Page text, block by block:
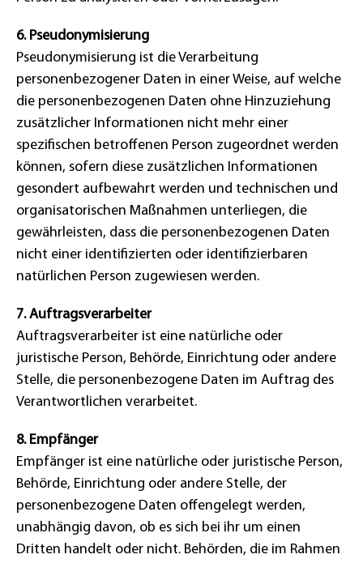
6. Pseudonymisierung
Pseudonymisierung ist die Verarbeitung
personenbezogener Daten in einer Weise, auf welche
die personenbezogenen Daten ohne Hinzuziehung
zusätzlicher Informationen nicht mehr einer
spezifischen betroffenen Person zugeordnet werden
können, sofern diese zusätzlichen Informationen
gesondert aufbewahrt werden und technischen und
organisatorischen Maßnahmen unterliegen, die
gewährleisten, dass die personenbezogenen Daten
nicht einer identifizierten oder identifizierbaren
natürlichen Person zugewiesen werden.
7. Auftragsverarbeiter
Auftragsverarbeiter ist eine natürliche oder
juristische Person, Behörde, Einrichtung oder andere
Stelle, die personenbezogene Daten im Auftrag des
Verantwortlichen verarbeitet.
8. Empfänger
Empfänger ist eine natürliche oder juristische Person,
Behörde, Einrichtung oder andere Stelle, der
personenbezogene Daten offengelegt werden,
unabhängig davon, ob es sich bei ihr um einen
Dritten handelt oder nicht. Behörden, die im Rahmen